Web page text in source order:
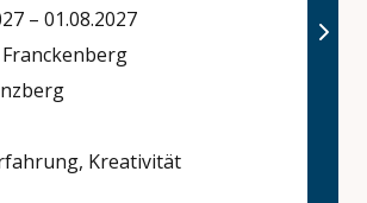
– 01.08.2027
Kreativität